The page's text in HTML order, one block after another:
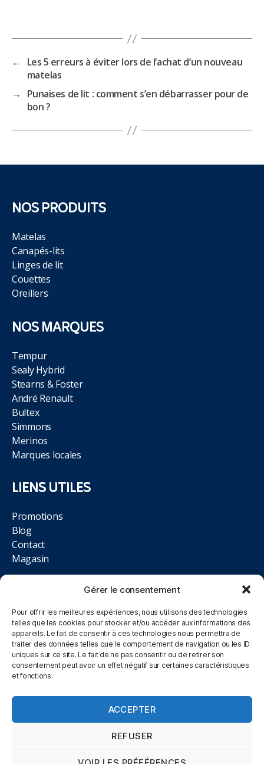
Gérer le consentement
Pour offrir les meilleures expériences, nous utilisons des technologies
telles que les cookies pour stocker et/ou accéder aux informations des
appareils. Le fait de consentir à ces technologies nous permettra de
traiter des données telles que le comportement de navigation ou les ID
uniques sur ce site. Le fait de ne pas consentir ou de retirer son
consentement peut avoir un effet négatif sur certaines caractéristiques
et fonctions.
ACCEPTER
REFUSER
←
Les 5 erreurs à éviter lors de l’achat d’un nouveau
matelas
→
Punaises de lit : comment s’en débarrasser pour de
bon ?
NOS PRODUITS
Matelas
Canapés-lits
Linges de lit
Couettes
Oreillers
NOS MARQUES
Tempur
Sealy Hybrid
Stearns & Foster
André Renault
Bultex
Simmons
Merinos
Marques locales
LIENS UTILES
Promotions
Blog
Contact
Magasin
NOUS TROUVER
12 rue des Magnolias, Lot. Aire des Moissons, 10410
Saint-Parres-aux-Tertres
09.84.02.33.93
Du Lundi au Samedi, 10h00 à 12h00 et 14h00 à 19h00